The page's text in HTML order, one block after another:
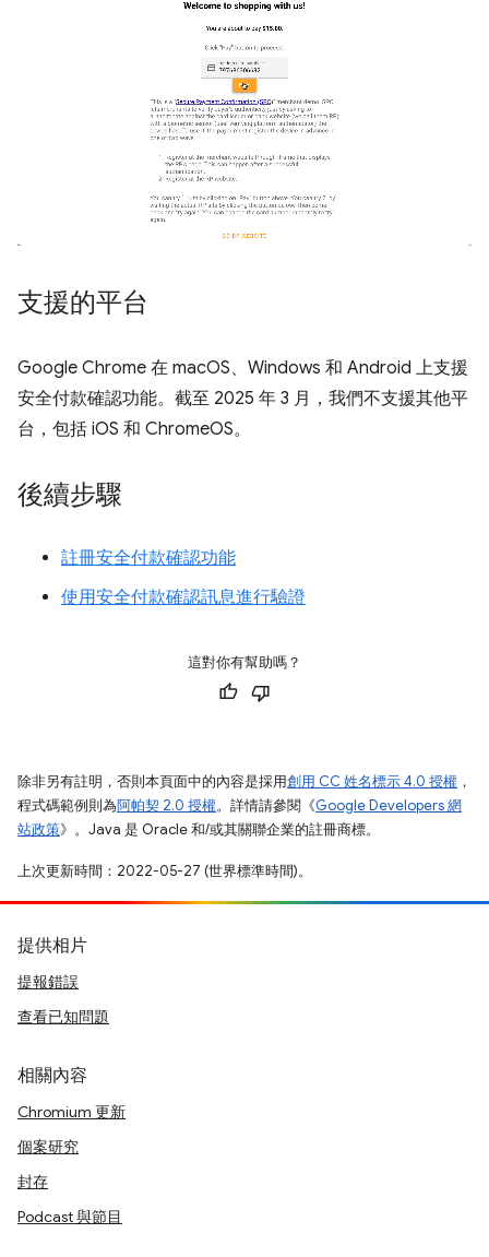
支援的平台
Google Chrome 在 macOS、Windows 和 Android 上支援
安全付款確認功能。截至 2025 年 3 月，我們不支援其他平
台，包括 iOS 和 ChromeOS。
後續步驟
註冊安全付款確認功能
使用安全付款確認訊息進行驗證
這對你有幫助嗎？
除非另有註明，否則本頁面中的內容是採用創用 CC 姓名標示 4.0 授權 ，
程式碼範例則為阿帕契 2.0 授權。詳情請參閱《Google Developers 網
站政策》。Java 是 Oracle 和/或其關聯企業的註冊商標。
上次更新時間：2022-05-27 (世界標準時間)。
提供相片
提報錯誤
查看已知問題
相關內容
Chromium 更新
個案研究
封存
Podcast 與節目